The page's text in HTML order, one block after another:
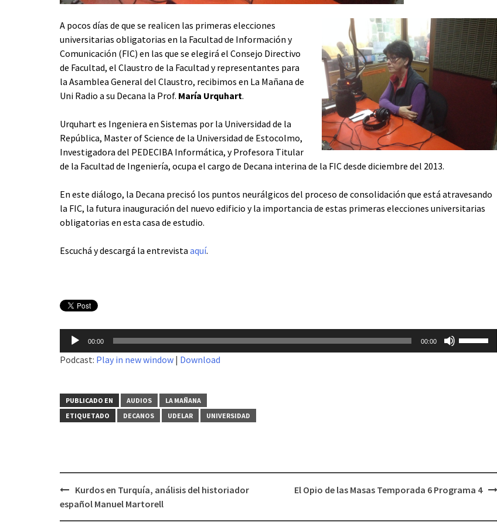
A pocos días de que se realicen las primeras elecciones
universitarias obligatorias en la Facultad de Información y
Comunicación (FIC) en las que se elegirá el Consejo Directivo
de Facultad, el Claustro de la Facultad y representantes para
la Asamblea General del Claustro, recibimos en La Mañana de
Uni Radio a su Decana la Prof. María Urquhart.
Urquhart es Ingeniera en Sistemas por la Universidad de la
República, Master of Science de la Universidad de Estocolmo,
Investigadora del PEDECIBA Informática, y Profesora Titular
de la Facultad de Ingeniería, ocupa el cargo de Decana interina de la FIC desde diciembre del 2013.
En este diálogo, la Decana precisó los puntos neurálgicos del proceso de consolidación que está atravesando
la FIC, la futura inauguración del nuevo edificio y la importancia de estas primeras elecciones universitarias
obligatorias en esta casa de estudio.
Escuchá y descargá la entrevista aquí.
Reproductor
de
audio
00:00 00:00
el
volumen.
Podcast: Play in new window | Download
PUBLICADO EN AUDIOS
LA MAÑANA
ETIQUETADO
DECANOS UDELAR UNIVERSIDAD
Navegación
de
Kurdos en Turquía, análisis del historiador
español Manuel Martorell
El Opio de las Masas Temporada 6 Programa 4